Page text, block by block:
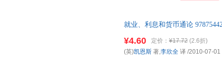
名著，以另一种方式体验经济
就业、利息和货币通论
¥4.60 定价： ¥17.72 (2.6折)
(英)凯恩斯 著,李欣全 译 /2010-07-01